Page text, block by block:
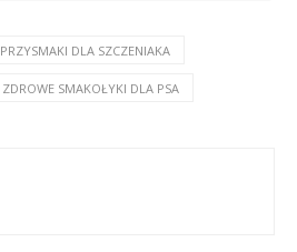
PRZYSMAKI DLA SZCZENIAKA
ZDROWE SMAKOŁYKI DLA PSA